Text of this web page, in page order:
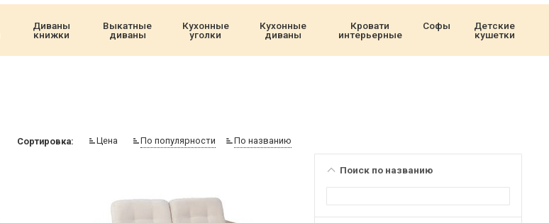
Диваны
книжки
Выкатные
диваны
Кухонные
уголки
Кухонные
диваны
Кровати
интерьерные
Софы
Детские
кушетки
Поиск по названию
Сортировка: Цена По популярности По названию